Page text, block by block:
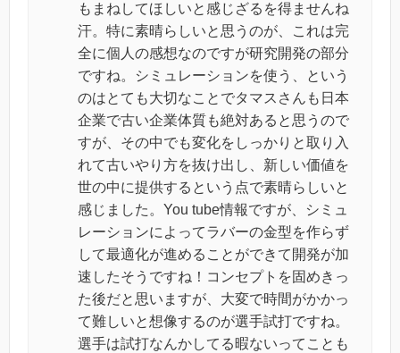
もまねしてほしいと感じざるを得ませんね
汗。特に素晴らしいと思うのが、これは完
全に個人の感想なのですが研究開発の部分
ですね。シミュレーションを使う、という
のはとても大切なことでタマスさんも日本
企業で古い企業体質も絶対あると思うので
すが、その中でも変化をしっかりと取り入
れて古いやり方を抜け出し、新しい価値を
世の中に提供するという点で素晴らしいと
感じました。You tube情報ですが、シミュ
レーションによってラバーの金型を作らず
して最適化が進めることができて開発が加
速したそうですね！コンセプトを固めきっ
た後だと思いますが、大変で時間がかかっ
て難しいと想像するのが選手試打ですね。
選手は試打なんかしてる暇ないってことも